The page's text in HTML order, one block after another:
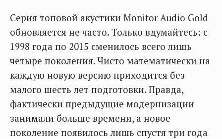
Серия топовой акустики Monitor Audio Gold
обновляется не часто. Только вдумайтесь: с
1998 года по 2015 сменилось всего лишь
четыре поколения. Чисто математически на
каждую новую версию приходится без
малого шесть лет подготовки. Правда,
фактически предыдущие модернизации
занимали больше времени, а новое
поколение появилось лишь спустя три года